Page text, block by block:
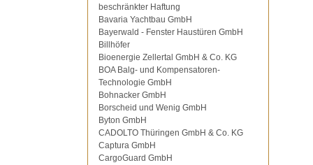
beschränkter Haftung
Bavaria Yachtbau GmbH
Bayerwald - Fenster Haustüren GmbH
Billhöfer
Bioenergie Zellertal GmbH & Co. KG
BOA Balg- und Kompensatoren-
Technologie GmbH
Bohnacker GmbH
Borscheid und Wenig GmbH
Byton GmbH
CADOLTO Thüringen GmbH & Co. KG
Captura GmbH
CargoGuard GmbH